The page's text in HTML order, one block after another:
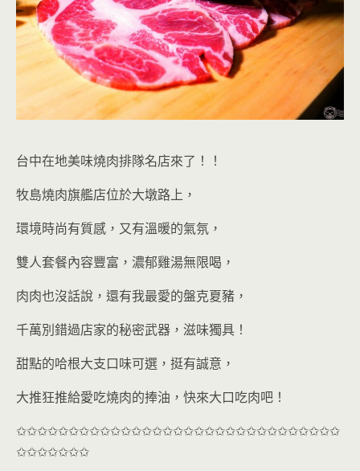
台中在地美味燒肉排隊名店來了！！
牧島燒肉旗艦店位於大墩路上，
環境時尚有質感，又有溫暖的氣氛，
雙人套餐內容豐富，濃郁雞湯無限喝，
肉肉也沒話說，還有我最愛的盤克夏豬，
千萬別錯過店家的秘密武器，滋味獨具！
甜點的哈根大支口味可選，挺有誠意，
大推狂推給愛吃燒肉的捧油，快來大口吃肉吧！
✩✩✩✩✩✩✩✩✩✩✩✩✩✩✩✩✩✩✩✩✩✩✩✩✩✩✩✩✩✩✩
✩✩✩✩✩✩✩